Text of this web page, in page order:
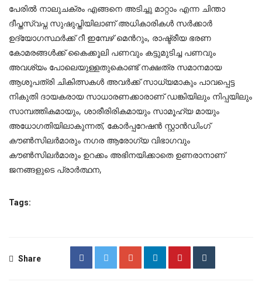
പേരിൽ നാലുചക്രം എങ്ങനെ അടിച്ചു മാറ്റാം എന്ന ചിന്താ
ദീപ്തസ്വപ്ന സുഷുപ്തിയിലാണ് അധികാരികൾ സർക്കാർ
ഉദ്യോഗസ്ഥർക്ക് റീ ഇമ്പേഴ് മെൻറും, രാഷ്ട്രീയ ഭരണ
കോമരങ്ങൾക്ക് കൈക്കൂലി പണവും കട്ടുമുടിച്ച പണവും
അവശ്യം പോലെയുള്ളതുകൊണ്ട് നക്ഷത്ര സമാനമായ
ആശുപത്രി ചികിത്സകൾ അവർക്ക് സാധ്യമാകും പാവപ്പെട്ട
നികുതി ദായകരായ സാധാരണക്കാരാണ് ഡങ്കിയിലും നിപ്പയിലും
സാമ്പത്തികമായും, ശാരീരിരികമായും സാമൂഹ്യ മായും
അധോഗതിയിലാകുന്നത്, കോർപ്പറേഷൻ സ്റ്റാൻഡിംഗ്‌
കൗൺസിലർമാരും നഗര ആരോഗ്യ വിഭാഗവും
കൗൺസിലർമാരും ഉറക്കം അഭിനയിക്കാതെ ഉണരാനാണ്
ജനങ്ങളുടെ പ്രാർത്ഥന,
Tags:
Share